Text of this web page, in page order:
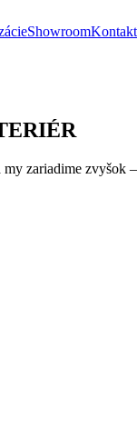
ShowroomKontakt
zariadime zvyšok